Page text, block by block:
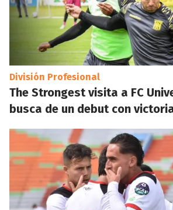
División Profesional
The Strongest visita a FC
busca de un debut con